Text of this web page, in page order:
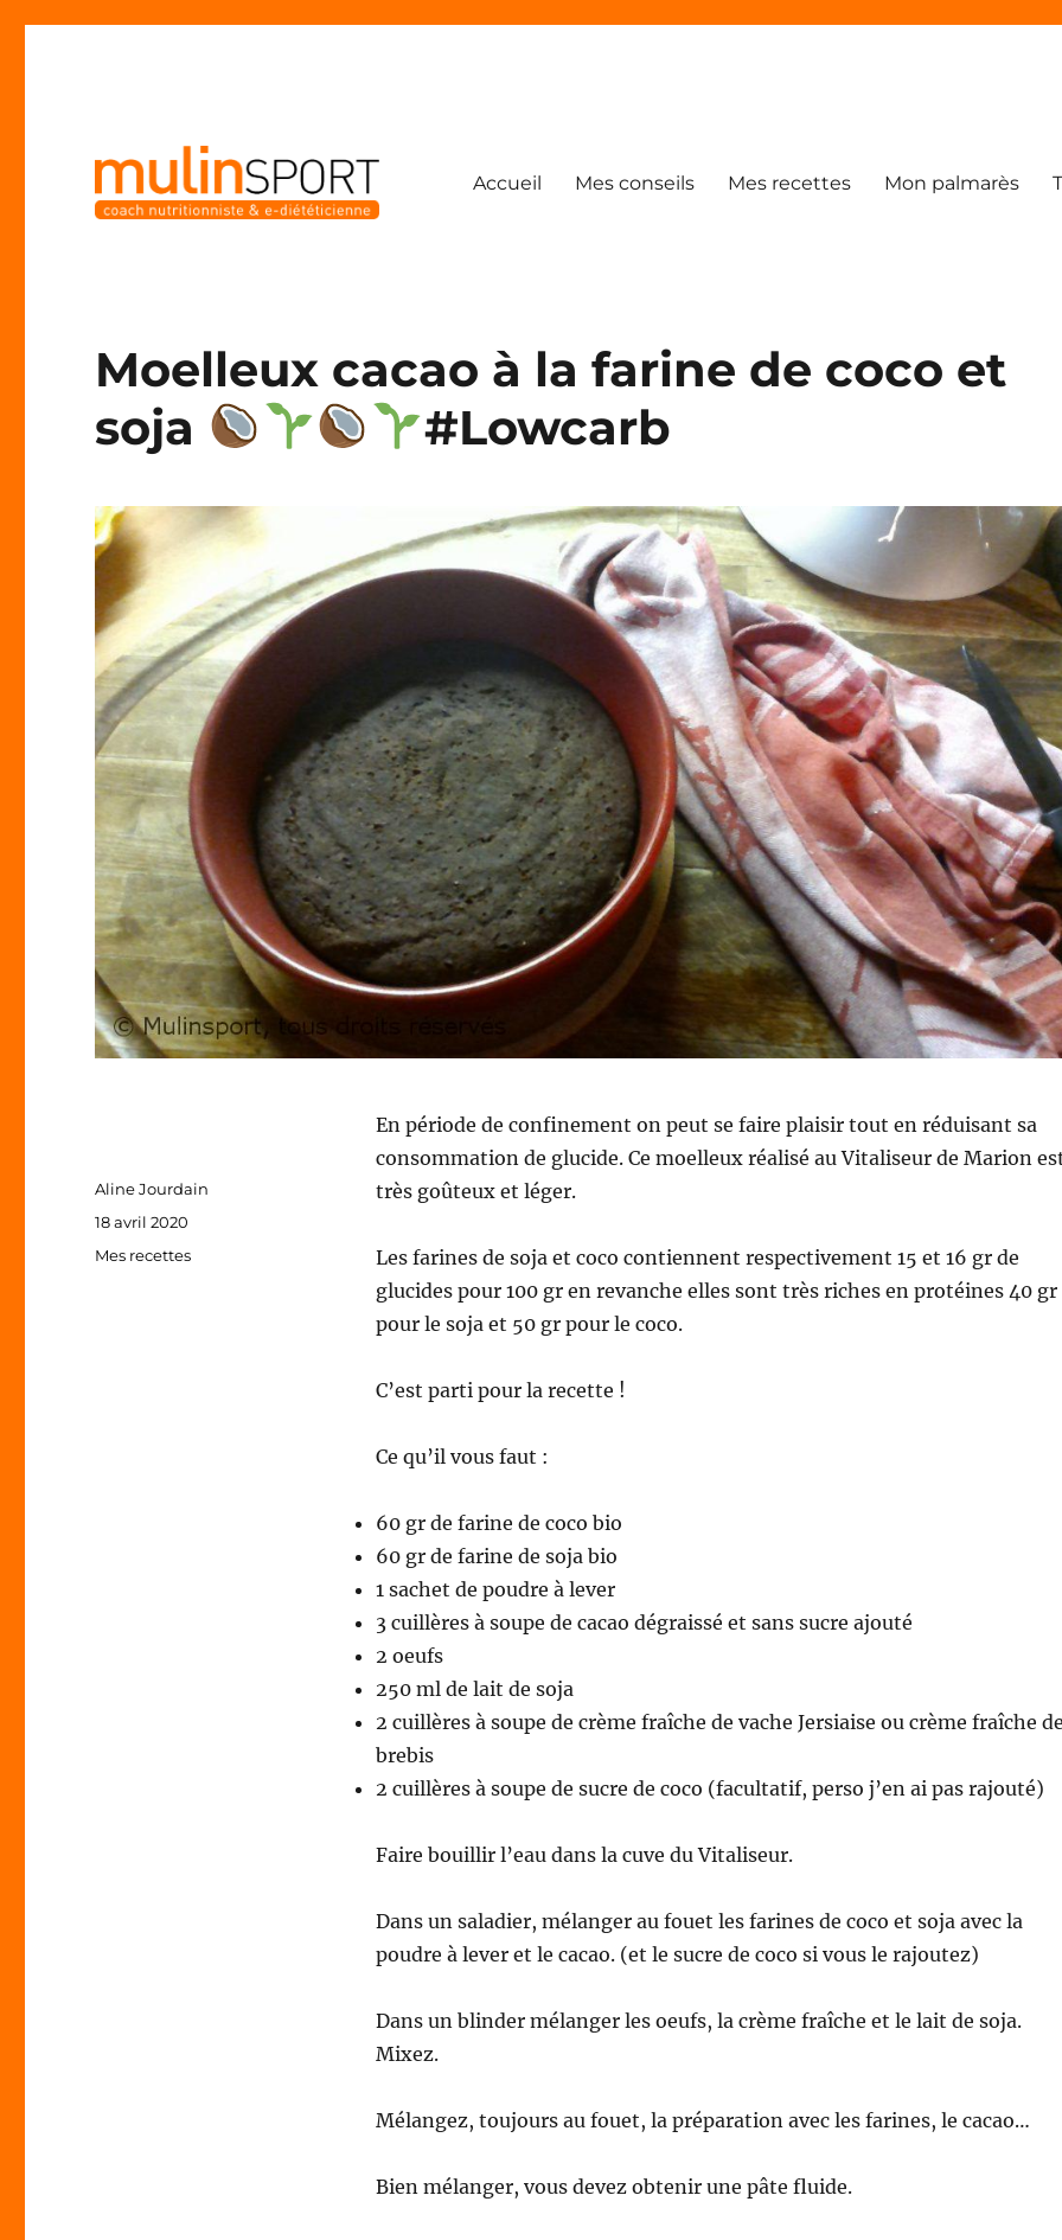
Accueil Mes conseils Mes recettes Mon palmarès
Moelleux cacao à la farine de coco et
soja
#Lowcarb
En période de confinement on peut se faire plaisir tout en réduisant sa
consommation de glucide. Ce moelleux réalisé au Vitaliseur de Marion
très goûteux et léger.
Les farines de soja et coco contiennent respectivement 15 et 16 gr de
glucides pour 100 gr en revanche elles sont très riches en protéines 40 gr
pour le soja et 50 gr pour le coco.
C’est parti pour la recette !
Ce qu’il vous faut :
60 gr de farine de coco bio
60 gr de farine de soja bio
1 sachet de poudre à lever
3 cuillères à soupe de cacao dégraissé et sans sucre ajouté
2 oeufs
250 ml de lait de soja
2 cuillères à soupe de crème fraîche de vache Jersiaise ou crème fraîche
brebis
2 cuillères à soupe de sucre de coco (facultatif, perso j’en ai pas rajouté)
Faire bouillir l’eau dans la cuve du Vitaliseur.
Dans un saladier, mélanger au fouet les farines de coco et soja avec la
poudre à lever et le cacao. (et le sucre de coco si vous le rajoutez)
Dans un blinder mélanger les oeufs, la crème fraîche et le lait de soja.
Mixez.
Mélangez, toujours au fouet, la préparation avec les farines, le cacao…
Bien mélanger, vous devez obtenir une pâte fluide.
Auteur
Aline Jourdain
Publié
18 avril 2020
Catégories
Mes recettes